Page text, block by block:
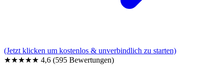
(Jetzt klicken um kostenlos & unverbindlich zu starten)
★★★★★ 4,6 (595 Bewertungen)